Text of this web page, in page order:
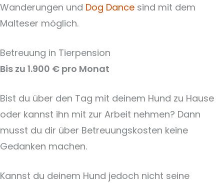
Wanderungen und Dog Dance sind mit dem
Malteser möglich.
Betreuung in Tierpension
Bis zu 1.900 € pro Monat
Bist du über den Tag mit deinem Hund zu Hause
oder kannst ihn mit zur Arbeit nehmen? Dann
musst du dir über Betreuungskosten keine
Gedanken machen.
Kannst du deinem Hund jedoch nicht seine